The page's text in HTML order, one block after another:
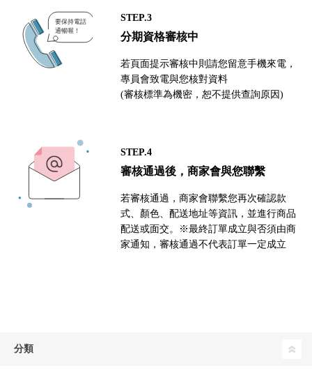
STEP.3
分期資格審核中
若頁面提示審核中則請您留意手機來電，
專員會致電與您核對資料
(審核標準為機密，恕不提供查詢原因)
STEP.4
審核通過後，商家會與您聯繫
若審核通過，商家會聯繫您再次確認款
式、顏色、配送地址等資訊，並進行商品
配送或面交。※最終訂單成立與否須由商
家通知，審核通過不代表訂單一定成立
分類